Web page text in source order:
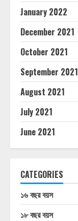
January 2022
December 2021
October 2021
September 2021
August 2021
July 2021
June 2021
CATEGORIES
১৬ বছর বয়স
১৮ বছর বয়স